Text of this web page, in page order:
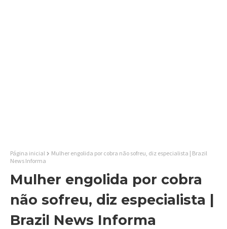
Página inicial
Mulher engolida por cobra não sofreu, diz especialista | Brazil
News Informa
Mulher engolida por cobra
não sofreu, diz especialista |
Brazil News Informa